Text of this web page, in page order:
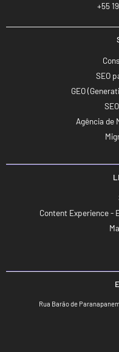
+55
SEO
GEO
Agência de
Content Experience -
Rua Barão de